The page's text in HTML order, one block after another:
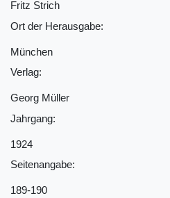
Fritz Strich
Ort der Herausgabe:
München
Verlag:
Georg Müller
Jahrgang:
1924
Seitenangabe:
189-190